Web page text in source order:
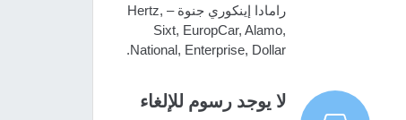
رامادا إينكوري جنوة – Hertz,
Sixt, EuropCar, Alamo,
National, Enterprise, Dollar.
لا يوجد رسوم للإلغاء